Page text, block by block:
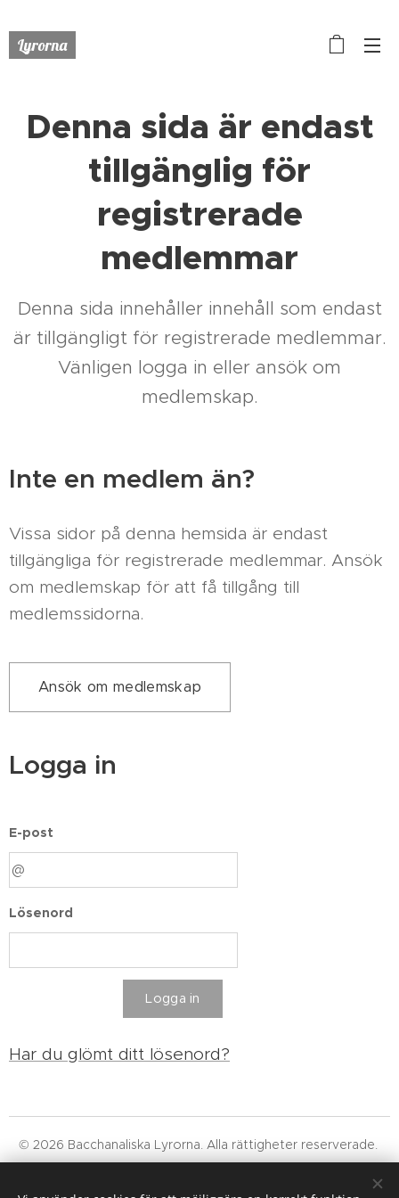
Lyrorna
Denna sida är endast
tillgänglig för
registrerade
medlemmar
Denna sida innehåller innehåll som endast
är tillgängligt för registrerade medlemmar.
Vänligen logga in eller ansök om
medlemskap.
Inte en medlem än?
Vissa sidor på denna hemsida är endast
tillgängliga för registrerade medlemmar. Ansök
om medlemskap för att få tillgång till
medlemssidorna.
Ansök om medlemskap
Logga in
E-post
Lösenord
Logga in
Har du glömt ditt lösenord?
© 2026 Bacchanaliska Lyrorna. Alla rättigheter reserverade.